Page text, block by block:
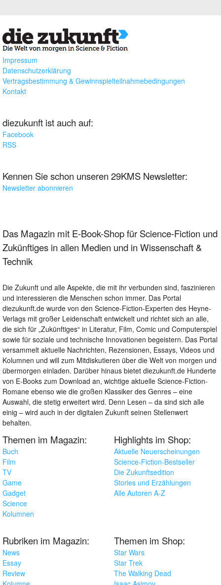
Impressum
Datenschutzerklärung
Vertragsbestimmung & Gewinnspielteilnahmebedingungen
Kontakt
diezukunft ist auch auf:
Facebook
RSS
Kennen Sie schon unseren 29KMS Newsletter:
Newsletter abonnieren
Das Magazin mit E-Book-Shop für Science-Fiction und
Zukünftiges in allen Medien und in Wissenschaft &
Technik
Die Zukunft und alle Aspekte, die mit ihr verbunden sind, faszinieren
und interessieren die Menschen schon immer. Das Portal
diezukunft.de wurde von den Science-Fiction-Experten des Heyne-
Verlags mit großer Leidenschaft entwickelt und richtet sich an alle,
die sich für „Zukünftiges“ in Literatur, Film, Comic und Computerspiel
sowie für soziale und technische Innovationen begeistern. Das Portal
versammelt aktuelle Nachrichten, Rezensionen, Essays, Videos und
Kolumnen und will zum Mitdiskutieren über die Welt von morgen und
übermorgen einladen. Darüber hinaus bietet diezukunft.de Hunderte
von E-Books zum Download an, wichtige aktuelle Science-Fiction-
Romane ebenso wie die großen Klassiker des Genres – eine
Auswahl, die stetig erweitert wird. Denn Lesen – da sind sich alle
einig – wird auch in der digitalen Zukunft seinen Stellenwert
behalten.
Themen im Magazin:
Buch
Film
TV
Game
Gadget
Science
Kolumnen
Highlights im Shop:
Aktuelle Neuerscheinungen
Science-Fiction-Bestseller
Die Zukunftsedition
Stories und Erzählungen
Alle Autoren A-Z
Rubriken im Magazin:
News
Essay
Review
Themen im Shop:
Star Wars
Star Trek
The Walking Dead